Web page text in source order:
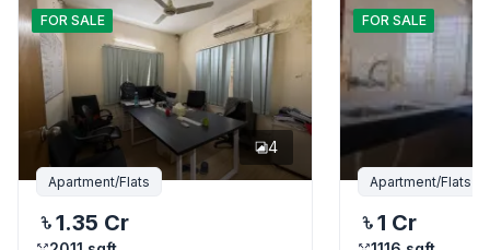
FOR SALE
4
Apartment/Flats
1.35 Cr
FOR SALE
Apartment/Flats
1 Cr